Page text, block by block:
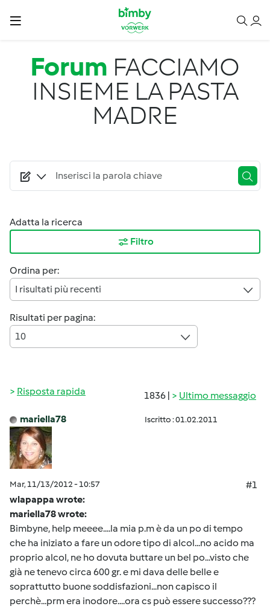
Salta al contenuto principale
Forum FACCIAMO
INSIEME LA PASTA
MADRE
Adatta la ricerca
Filtro
Ordina per:
I risultati più recenti
Risultati per pagina:
10
1836 | Ultimo messaggio
Risposta rapida
mariella78 Iscritto : 01.02.2011
Mar, 11/13/2012 - 10:57
#1
wlapappa wrote:
mariella78 wrote:
Bimbyne, help meeee....la mia p.m è da un po di tempo
che ha iniziato a fare un odore tipo di alcol...no acido ma
proprio alcol, ne ho dovuta buttare un bel po...visto che
già ne tenevo circa 600 gr. e mi dava delle belle e
soprattutto buone soddisfazioni...non capisco il
perchè...prm era inodore....ora cs può essere successo???